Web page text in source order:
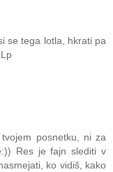
se tega lotla, hkrati pa
posnetku, ni za
Res je fajn slediti v
ko vidiš, kako